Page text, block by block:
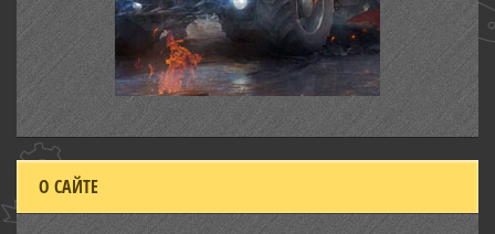
О САЙТЕ